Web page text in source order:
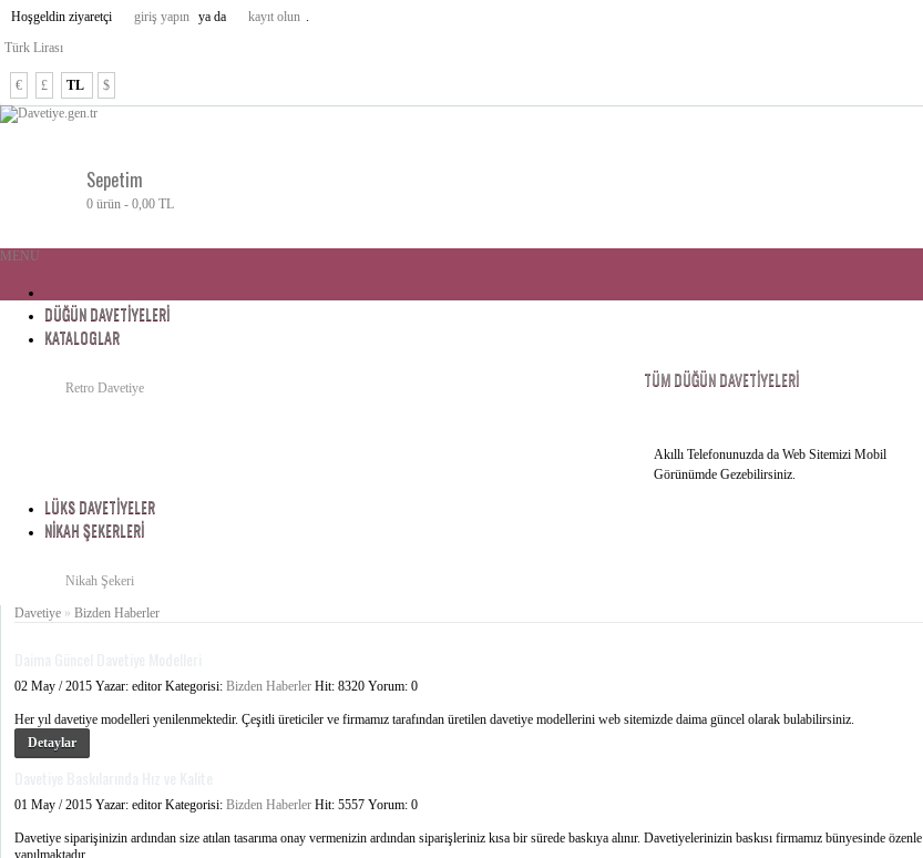
Hoşgeldin ziyaretçi giriş yapın ya da kayıt olun .
Türk Lirası
€ £ TL $
Sepetim
0 ürün - 0,00 TL
MENU
DÜĞÜN DAVETIYELERI
KATALOGLAR
Retro Davetiye TÜM DÜĞÜN DAVETIYELERI
Akıllı Telefonunuzda da Web Sitemizi Mobil
Görünümde Gezebilirsiniz.
LÜKS DAVETIYELER
NIKAH ŞEKERLERI
Nikah Şekeri
SIKÇA SORULANLAR
İLETIŞIM
Davetiye » Bizden Haberler
02 May /2015 Yazar: editor Kategorisi: Bizden Haberler Hit: 8320 Yorum: 0
Her yıl davetiye modelleri yenilenmektedir. Çeşitli üreticiler ve firmamız tarafından üretilen davetiye modellerini web sitemizde daima güncel olarak bulabilirsiniz.
Detaylar
01 May /2015 Yazar: editor Kategorisi: Bizden Haberler Hit: 5557 Yorum: 0
Davetiye siparişinizin ardından size atılan tasarıma onay vermenizin ardından siparişleriniz kısa bir sürede baskıya alınır. Davetiyelerinizin baskısı firmamız bünyesinde özenle
yapılmaktadır.